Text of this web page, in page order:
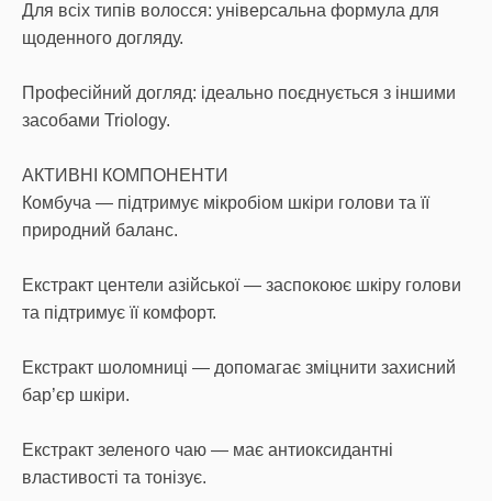
Для всіх типів волосся: універсальна формула для
щоденного догляду.
Професійний догляд: ідеально поєднується з іншими
засобами Triology.
АКТИВНІ КОМПОНЕНТИ
Комбуча — підтримує мікробіом шкіри голови та її
природний баланс.
Екстракт центели азійської — заспокоює шкіру голови
та підтримує її комфорт.
Екстракт шоломниці — допомагає зміцнити захисний
бар’єр шкіри.
Екстракт зеленого чаю — має антиоксидантні
властивості та тонізує.